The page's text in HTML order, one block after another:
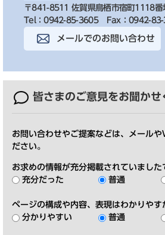
〒841-8511 佐賀県鳥栖市宿町1118番
Tel：0942-85-3605
Fax：0942-
メールでのお問い合わせ
皆さまのご意見をお聞かせ
お問い合わせやご提案などは、メール
ださい。
お求めの情報が充分掲載されていました
充分だった
普通
ページの構成や内容、表現はわかりやす
分かりやすい
普通